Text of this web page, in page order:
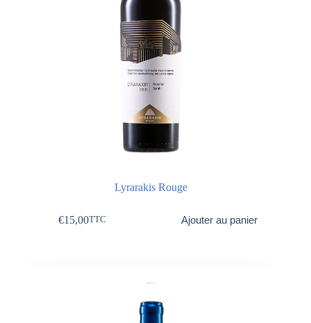
Lyrarakis Rouge
€15,00TTC Ajouter au panier